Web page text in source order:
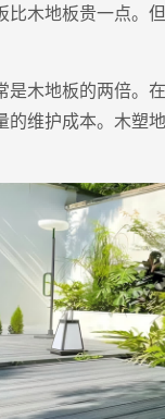
比木地板贵一点。
是木地板的两倍。
的维护成本。木塑